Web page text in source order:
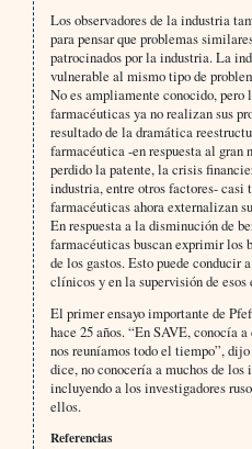
Los observadores de la industria
para pensar que problemas
patrocinados por la industria. La
vulnerable al mismo tipo de
No es ampliamente conocido, pero
farmacéuticas ya no realizan sus
resultado de la dramática
farmacéutica -en respuesta al gran
perdido la patente, la crisis
industria, entre otros factores- casi
farmacéuticas ahora externalizan
En respuesta a la disminución de
farmacéuticas buscan exprimir los
de los gastos. Esto puede conducir
clínicos y en la supervisión de esos
El primer ensayo importante de
hace 25 años. “En SAVE, conocía
nos reuníamos todo el tiempo”,
dice, no conocería a muchos de
incluyendo a los investigadores
ellos.
Referencias